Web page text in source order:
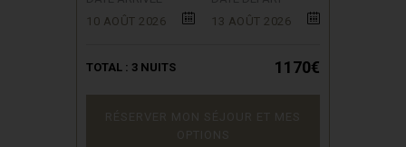
10 AOÛT 2026
13 AOÛT 2026
TOTAL : 3 NUITS 1170€